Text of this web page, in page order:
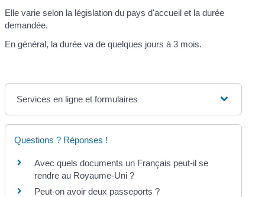
Elle varie selon la législation du pays d'accueil et la durée
demandée.
En général, la durée va de quelques jours à 3 mois.
Services en ligne et formulaires
Questions ? Réponses !
Avec quels documents un Français peut-il se
rendre au Royaume-Uni ?
Peut-on avoir deux passeports ?